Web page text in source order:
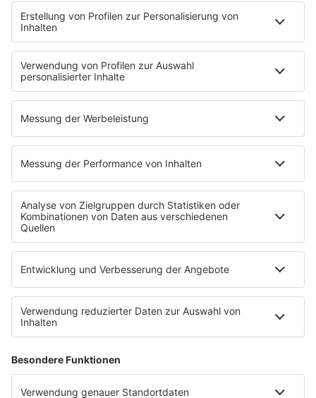
The Story / George Michael
The Story / Depeche Mode
Radios
80s80s
80s80s ALTERNATIVE
80s80s BREAKDANCE
80s80s DARK WAVE
80s80s DEPECHE MODE
80s80s DEUTSCH
80s80s DINNERPARTY
80s80s EBM
80s80s FREESTYLE
80s80s FUNK & SOUL
80s80s HIPHOP
80s80s ITALO DISCO IN THE MIX